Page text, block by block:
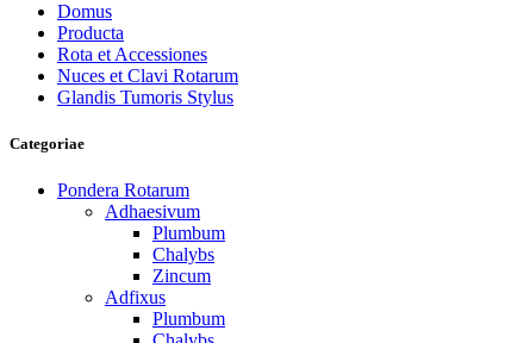
Domus
Producta
Rota et Accessiones
Nuces et Clavi Rotarum
Glandis Tumoris Stylus
Categoriae
Pondera Rotarum
Adhaesivum
Plumbum
Chalybs
Zincum
Adfixus
Plumbum